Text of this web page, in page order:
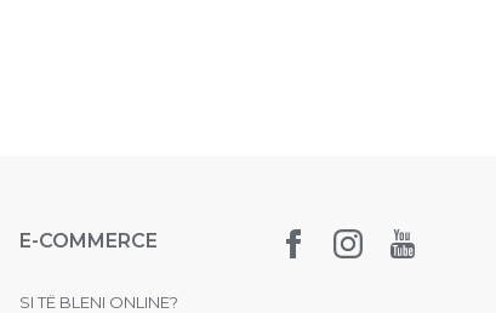
E-COMMERCE
SI TË BLENI ONLINE?